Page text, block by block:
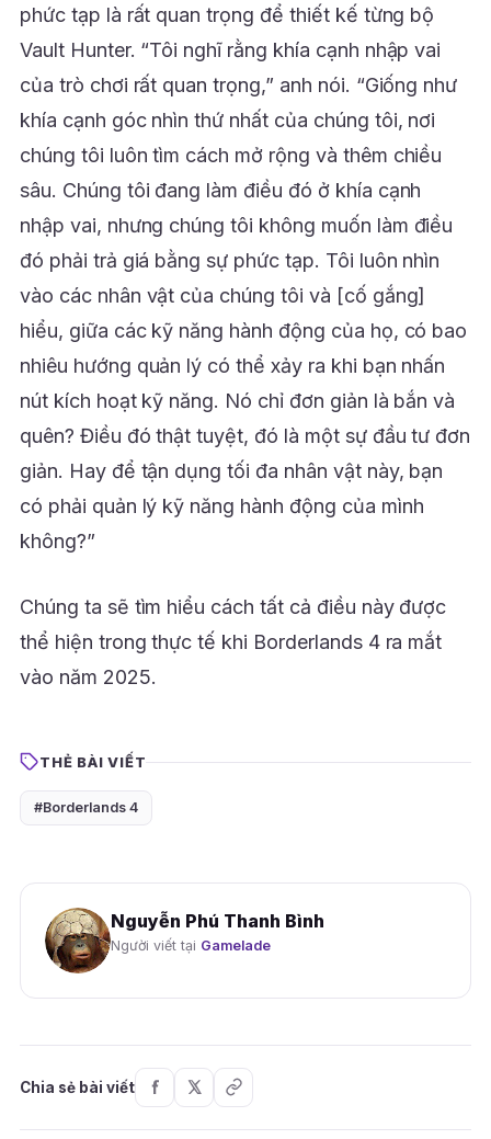
phức tạp là rất quan trọng để thiết kế từng bộ
Vault Hunter. “Tôi nghĩ rằng khía cạnh nhập vai
của trò chơi rất quan trọng,” anh nói. “Giống như
khía cạnh góc nhìn thứ nhất của chúng tôi, nơi
chúng tôi luôn tìm cách mở rộng và thêm chiều
sâu. Chúng tôi đang làm điều đó ở khía cạnh
nhập vai, nhưng chúng tôi không muốn làm điều
đó phải trả giá bằng sự phức tạp. Tôi luôn nhìn
vào các nhân vật của chúng tôi và [cố gắng]
hiểu, giữa các kỹ năng hành động của họ, có bao
nhiêu hướng quản lý có thể xảy ra khi bạn nhấn
nút kích hoạt kỹ năng. Nó chỉ đơn giản là bắn và
quên? Điều đó thật tuyệt, đó là một sự đầu tư đơn
giản. Hay để tận dụng tối đa nhân vật này, bạn
có phải quản lý kỹ năng hành động của mình
không?”
Chúng ta sẽ tìm hiểu cách tất cả điều này được
thể hiện trong thực tế khi Borderlands 4 ra mắt
vào năm 2025.
THẺ BÀI VIẾT
#Borderlands 4
Nguyễn Phú Thanh Bình
Người viết tại Gamelade
Chia sẻ bài viết